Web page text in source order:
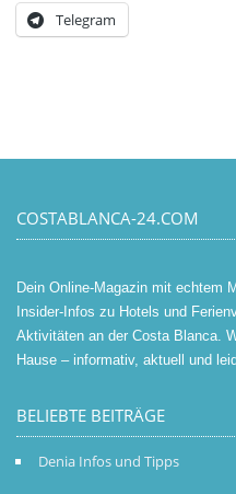
Telegram
COSTABLANCA-24.COM
Dein Online-Magazin mit echtem
Insider-Infos zu Hotels und
Aktivitäten an der Costa Blanca.
Hause – informativ, aktuell und
BELIEBTE BEITRÄGE
Denia Infos und Tipps